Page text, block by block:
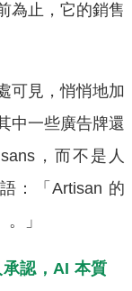
為止，它的銷售
可見，悄悄地加
中一些廣告牌還
，而不是人
：「Artisan 的
」
認，AI 本質